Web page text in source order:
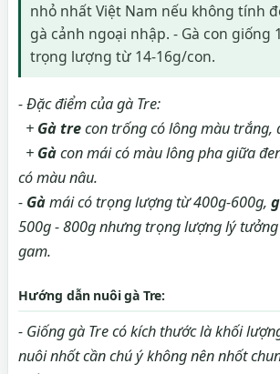
nhỏ nhất Việt Nam nếu không tính
gà cảnh ngoại nhập. - Gà con giống
trọng lượng từ 14-16g/con.
- Đặc điểm của gà Tre:
+ Gà trecon trống có lông màu trắng,
+ Gàcon mái có màu lông pha giữa
có màu nâu.
- Gàmái có trọng lượng từ 400g-600g,
500g - 800g nhưng trọng lượng lý
gam.
Hướng dẫn nuôi gà Tre:
- Giống gà Tre có kích thước là khối
nuôi nhốt cần chú ý không nên nhốt